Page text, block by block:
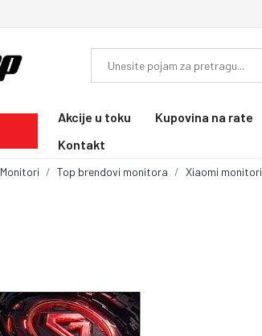
Akcije u toku Kupovina na rate
Kontakt
Monitori Top brendovi monitora Xiaomi monitori